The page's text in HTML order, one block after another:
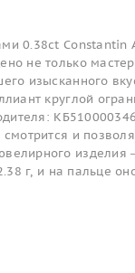
0.38ct
не только
изысканного
круглой
и
г, и на пальце